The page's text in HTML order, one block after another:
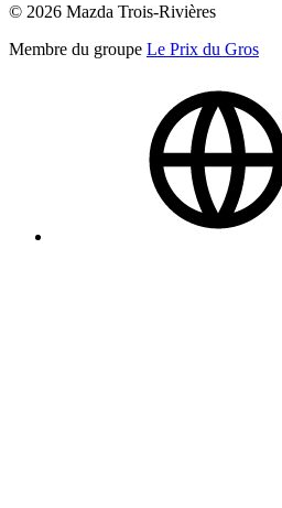
© 2026 Mazda Trois-Rivières
Membre du groupe Le Prix du Gros